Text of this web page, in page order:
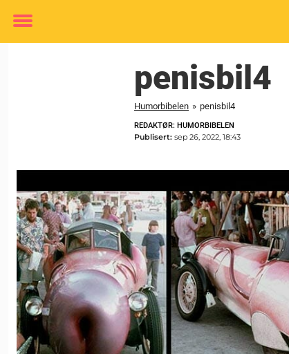
Toggle
penisbil4
Humorbibelen » penisbil4
REDAKTØR: HUMORBIBELEN
Publisert: sep 26, 2022, 18:43